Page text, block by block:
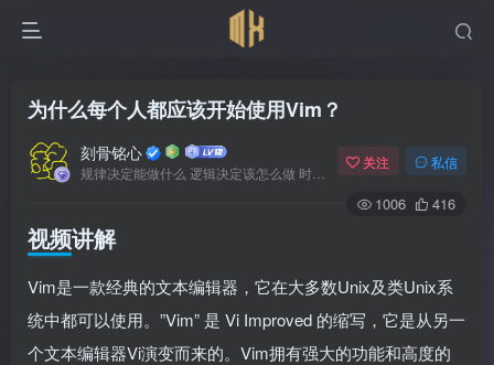
为什么每个人都应该开始使用Vim？
刻骨铭心 关注 私信
1006 416
视频讲解
Vim是一款经典的文本编辑器，它在大多数Unix及类Unix系
统中都可以使用。”Vim” 是 Vi Improved 的缩写，它是从另一
个文本编辑器Vi演变而来的。Vim拥有强大的功能和高度的